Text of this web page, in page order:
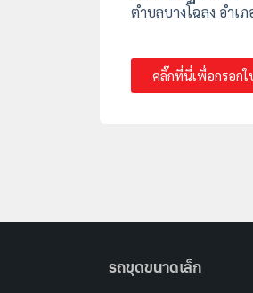
ตำบลบางโฉลง อำเ
คลิ๊กที่นี่เพื่อกรอกใ
รถขุดขนาดเล็ก